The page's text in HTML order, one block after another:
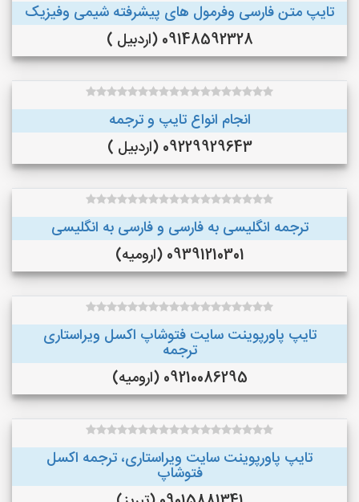
تایپ متن فارسی وفرمول های پیشرفته شیمی وفیزیک
09148592328 (اردبیل )
انجام انواع تایپ و ترجمه
09229929643 (اردبیل )
ترجمه انگلیسی به فارسی و فارسی به انگلیسی
09391210301 (ارومیه)
تایپ پاورپوینت سایت فتوشاپ اکسل ویراستاری
ترجمه
09210086295 (ارومیه)
تایپ پاورپوینت سایت ویراستاری، ترجمه اکسل
فتوشاپ